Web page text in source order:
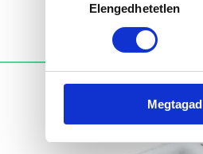
kiválasztásaElengedhetetlen
Megtagad